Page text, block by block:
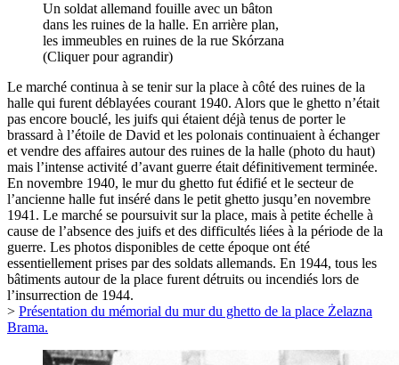
Un soldat allemand fouille avec un bâton
dans les ruines de la halle. En arrière plan,
les immeubles en ruines de la rue Skórzana
(Cliquer pour agrandir)
Le marché continua à se tenir sur la place à côté des ruines de la
halle qui furent déblayées courant 1940. Alors que le ghetto n’était
pas encore bouclé, les juifs qui étaient déjà tenus de porter le
brassard à l’étoile de David et les polonais continuaient à échanger
et vendre des affaires autour des ruines de la halle (photo du haut)
mais l’intense activité d’avant guerre était définitivement terminée.
En novembre 1940, le mur du ghetto fut édifié et le secteur de
l’ancienne halle fut inséré dans le petit ghetto jusqu’en novembre
1941. Le marché se poursuivit sur la place, mais à petite échelle à
cause de l’absence des juifs et des difficultés liées à la période de la
guerre. Les photos disponibles de cette époque ont été
essentiellement prises par des soldats allemands. En 1944, tous les
bâtiments autour de la place furent détruits ou incendiés lors de
l’insurrection de 1944.
> Présentation du mémorial du mur du ghetto de la place Żelazna
Brama.